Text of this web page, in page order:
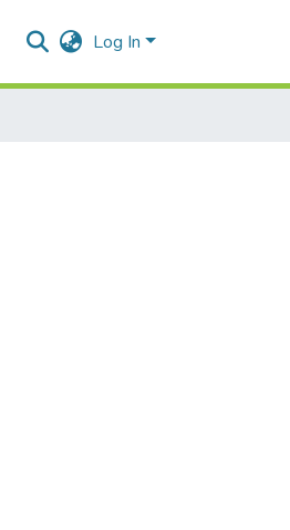
Log In